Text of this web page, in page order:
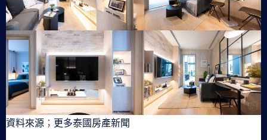
資料來源 ； 更多泰國房產新聞